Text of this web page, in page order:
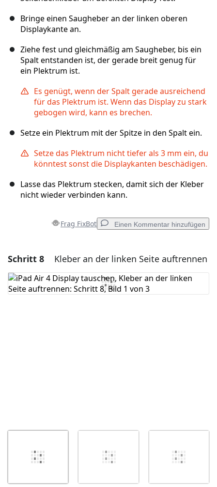
Bringe einen Saugheber an der linken oberen
Displaykante an.
Ziehe fest und gleichmäßig am Saugheber, bis ein
Spalt entstanden ist, der gerade breit genug für
ein Plektrum ist.
Es genügt, wenn der Spalt gerade ausreichend
für das Plektrum ist. Wenn das Display zu stark
gebogen wird, kann es brechen.
Setze ein Plektrum mit der Spitze in den Spalt ein.
Setze das Plektrum nicht tiefer als 3 mm ein, du
könntest sonst die Displaykanten beschädigen.
Lasse das Plektrum stecken, damit sich der Kleber
nicht wieder verbinden kann.
Frag FixBot Einen Kommentar hinzufügen
Einen Kommentar hinzufügen
Kommentar hinzufügen
Schritt 8 Kleber an der linken Seite auftrennen